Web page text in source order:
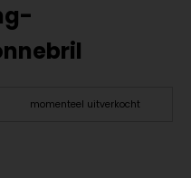
momenteel uitverkocht